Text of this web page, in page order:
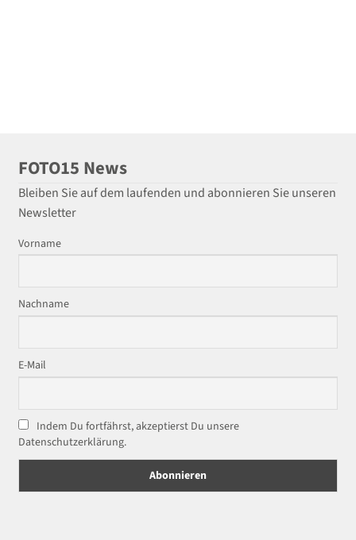
FOTO15 News
Bleiben Sie auf dem laufenden und abonnieren Sie unseren
Newsletter
Vorname
Nachname
E-Mail
Indem Du fortfährst, akzeptierst Du unsere
Datenschutzerklärung.